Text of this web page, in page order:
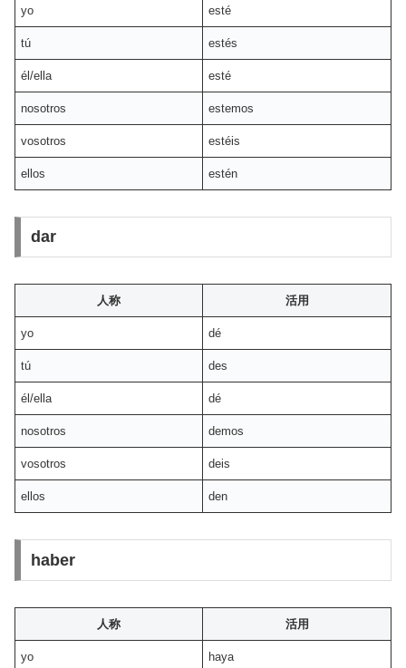
yo esté
tú estés
él/ella esté
nosotros estemos
vosotros estéis
ellos estén
dar
人称 活用
yo dé
tú des
él/ella dé
nosotros demos
vosotros deis
ellos den
haber
人称 活用
yo haya